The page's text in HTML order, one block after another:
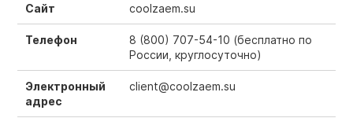
Сайт coolzaem.su
Телефон 8 (800) 707-54-10 (бесплатно по
России, круглосуточно)
Электронный
адрес
client@coolzaem.su